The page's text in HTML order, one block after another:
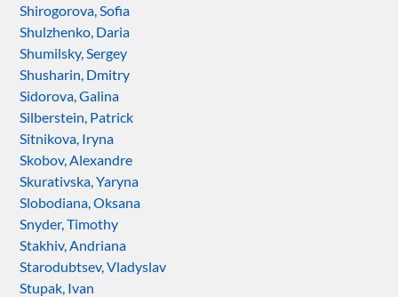
Shirogorova, Sofia
Shulzhenko, Daria
Shumilsky, Sergey
Shusharin, Dmitry
Sidorova, Galina
Silberstein, Patrick
Sitnikova, Iryna
Skobov, Alexandre
Skurativska, Yaryna
Slobodiana, Oksana
Snyder, Timothy
Stakhiv, Andriana
Starodubtsev, Vladyslav
Stupak, Ivan